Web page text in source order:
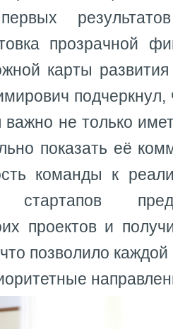
прозрачной
карты
подчеркнул,
важно не только
показать её
команды к
стартапов
проектов и
позволило